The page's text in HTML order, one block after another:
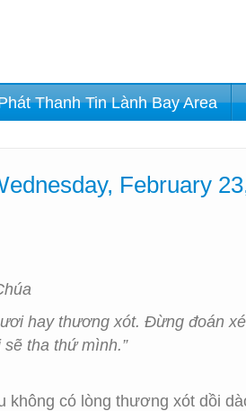
Thanh Tin Lành Bay Area
February
hay thương xót. Đừng đoán
tha thứ mình.”
không có lòng thương xót dồi